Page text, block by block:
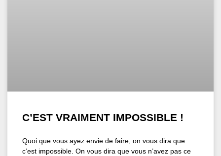
C’EST VRAIMENT IMPOSSIBLE !
Quoi que vous ayez envie de faire, on vous dira que
c’est impossible. On vous dira que vous n’avez pas ce